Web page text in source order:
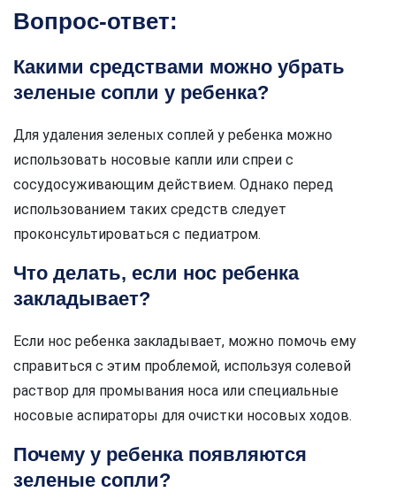
Вопрос-ответ:
Какими средствами можно убрать
зеленые сопли у ребенка?
Для удаления зеленых соплей у ребенка можно
использовать носовые капли или спреи с
сосудосуживающим действием. Однако перед
использованием таких средств следует
проконсультироваться с педиатром.
Что делать, если нос ребенка
закладывает?
Если нос ребенка закладывает, можно помочь ему
справиться с этим проблемой, используя солевой
раствор для промывания носа или специальные
носовые аспираторы для очистки носовых ходов.
Почему у ребенка появляются
зеленые сопли?